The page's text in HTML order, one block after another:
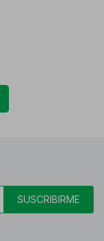
SUSCRIBIRME